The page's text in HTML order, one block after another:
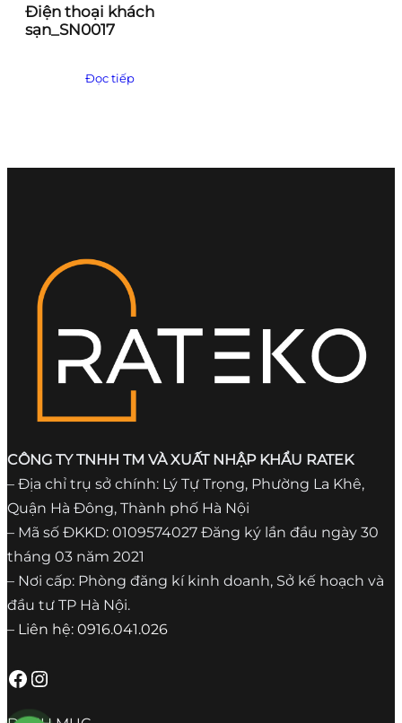
Điện thoại khách
sạn_SN0017
Đọc tiếp
CÔNG TY TNHH TM VÀ XUẤT NHẬP KHẨU RATEK
– Địa chỉ trụ sở chính: Lý Tự Trọng, Phường La Khê,
Quận Hà Đông, Thành phố Hà Nội
– Mã số ĐKKD: 0109574027 Đăng ký lần đầu ngày 30
tháng 03 năm 2021
– Nơi cấp: Phòng đăng kí kinh doanh, Sở kế hoạch và
đầu tư TP Hà Nội.
– Liên hệ: 0916.041.026
Facebook Instagram